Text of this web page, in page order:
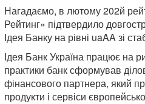
Нагадаємо, в лютому 202й
Рейтинг» підтвердило
Ідея Банку на рівні uaAA зі
Ідея Банк Україна працює на
практики банк сформував
фінансового партнера, який
продукти і сервіси